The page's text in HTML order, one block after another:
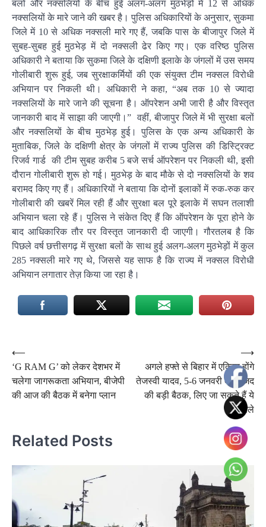
बलों और नक्सलियों के बीच हुई अलग-अलग मुठभेड़ों में 12 से अधिक
नक्सलियों के मारे जाने की खबर है। पुलिस अधिकारियों के अनुसार, सुकमा
जिले में 10 से अधिक नक्सली मारे गए हैं, जबकि पास के बीजापुर जिले में
सुबह-सुबह हुई मुठभेड़ में दो नक्सली ढेर किए गए। एक वरिष्ठ पुलिस
अधिकारी ने बताया कि सुकमा जिले के दक्षिणी इलाके के जंगलों में उस समय
गोलीबारी शुरू हुई, जब सुरक्षाकर्मियों की एक संयुक्त टीम नक्सल विरोधी
अभियान पर निकली थी। अधिकारी ने कहा, “अब तक 10 से ज्यादा
नक्सलियों के मारे जाने की सूचना है। ऑपरेशन अभी जारी है और विस्तृत
जानकारी बाद में साझा की जाएगी।” वहीं, बीजापुर जिले में भी सुरक्षा बलों
और नक्सलियों के बीच मुठभेड़ हुई। पुलिस के एक अन्य अधिकारी के
मुताबिक, जिले के दक्षिणी क्षेत्र के जंगलों में राज्य पुलिस की डिस्ट्रिक्ट
रिजर्व गार्ड की टीम सुबह करीब 5 बजे सर्च ऑपरेशन पर निकली थी, इसी
दौरान गोलीबारी शुरू हो गई। मुठभेड़ के बाद मौके से दो नक्सलियों के शव
बरामद किए गए हैं। अधिकारियों ने बताया कि दोनों इलाकों में रुक-रुक कर
गोलीबारी की खबरें मिल रही हैं और सुरक्षा बल पूरे इलाके में सघन तलाशी
अभियान चला रहे हैं। पुलिस ने संकेत दिए हैं कि ऑपरेशन के पूरा होने के
बाद आधिकारिक तौर पर विस्तृत जानकारी दी जाएगी। गौरतलब है कि
पिछले वर्ष छत्तीसगढ़ में सुरक्षा बलों के साथ हुई अलग-अलग मुठभेड़ों में कुल
285 नक्सली मारे गए थे, जिससे यह साफ है कि राज्य में नक्सल विरोधी
अभियान लगातार तेज़ किया जा रहा है।
Post
navigation
⟵
‘G RAM G’ को लेकर देशभर में
चलेगा जागरूकता अभियान, बीजेपी
की आज की बैठक में बनेगा प्लान
अगले हफ्ते से बिहार में एक्टिव होंगे
तेजस्वी यादव, 5-6 जनवरी को राजद
की बड़ी बैठक, लिए जा सकते हैं ये
फैसले
⟶
Related Posts